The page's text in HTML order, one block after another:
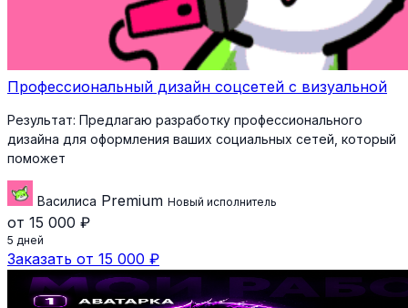
Профессиональный дизайн соцсетей с визуальной
Результат: Предлагаю разработку профессионального
дизайна для оформления ваших социальных сетей, который
поможет
Василиса Premium Новый исполнитель
от 15 000 ₽
5 дней
Заказать от 15 000 ₽